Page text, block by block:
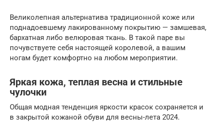
Великолепная альтернатива традиционной коже или
поднадоевшему лакированному покрытию — замшевая,
бархатная либо велюровая ткань. В такой паре вы
почувствуете себя настоящей королевой, а вашим
ногам будет комфортно на любом мероприятии.
Яркая кожа, теплая весна и стильные
чулочки
Общая модная тенденция яркости красок сохраняется и
в закрытой кожаной обуви для весны-лета 2024.